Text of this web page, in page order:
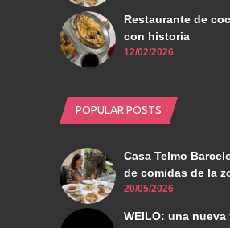
Restaurante de
con historia
12/02/2026
POPULAR POSTS
Casa Telmo
de comidas de la
20/05/2026
WEILO: una nueva